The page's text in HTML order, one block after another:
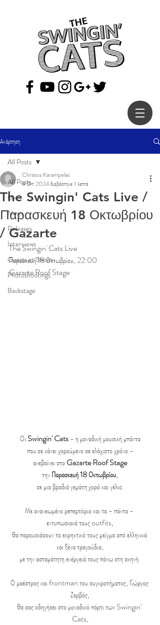
Ανάρτηση
All Posts
Live
News
Releases
Interviews
Guests at Shows
Photoshootings
Backstage
All Posts
The Swingin' Cats Live /
Παρασκευή 18 Οκτωβρίου
/ Gazarte
Christos Karampelas
8 Οκτ 2024διαβάστηκε 1 λεπτά
The Swingin' Cats Live
Παρασκευή 18 Οκτωβρίου, 22:00
Gazarte Roof Stage
Οι Swingin' Cats - η μοναδική μουσική μπάντα
που σε κάνει χαρούμενο σε ελάχιστο χρόνο -
ανεβαίνει στο Gazarte Roof Stage
την Παρασκευή 18 Οκτωβρίου,
σε μια βραδιά γεμάτη χορό και γέλιο.
Με ανανεωμένο ρεπερτόριο και τα - πάντα -
εντυπωσιακά τους outfits,
θα παρουσιάσουν το εκρηκτικό τους μείγμα από ελληνικά
και ξένα τραγούδια,
με την ασταμάτητη ενέργειά τους πάνω στη σκηνή.
Ο μαέστρος και frontman του συγκροτήματος, Γιώργος
Ζερβός,
θα σας οδηγήσει στο μοναδικό πάρτι των Swingin'
Cats,